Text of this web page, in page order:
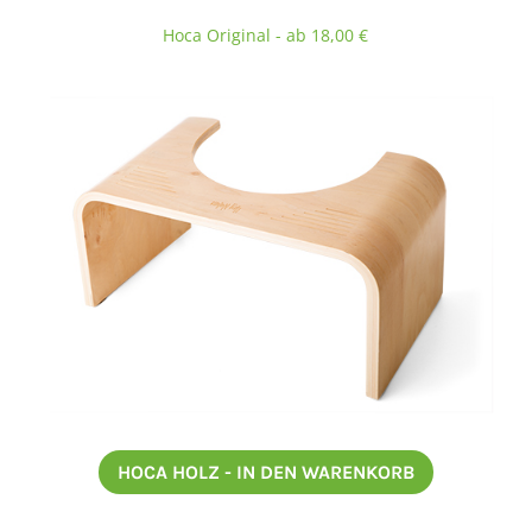
Hoca Original - ab 18,00 €
HOCA HOLZ - IN DEN WARENKORB